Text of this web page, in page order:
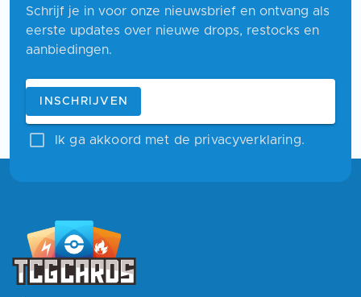
Schrijf je in voor onze nieuwsbrief en ontvang als
eerste updates over nieuwe drops, restocks en
aanbiedingen.
Blijf op de hoogte
E-mailadres
INSCHRIJVEN
Ik ga akkoord met de privacyverklaring.